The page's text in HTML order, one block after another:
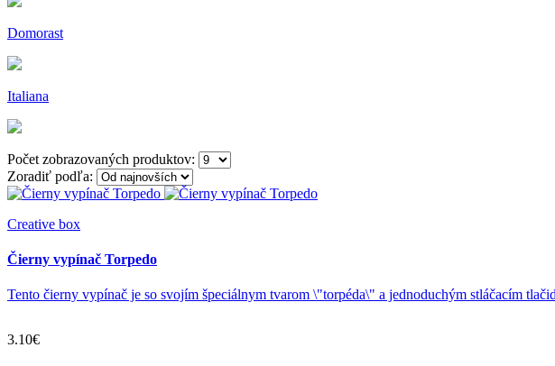
Domorast
Italiana
Počet zobrazovaných produktov:
Zoradiť podľa:
Creative box
Čierny vypínač Torpedo
Tento čierny vypínač je so svojím špeciálnym tvarom \"torpéda\" a jednoduchým stláčacím
3.10€